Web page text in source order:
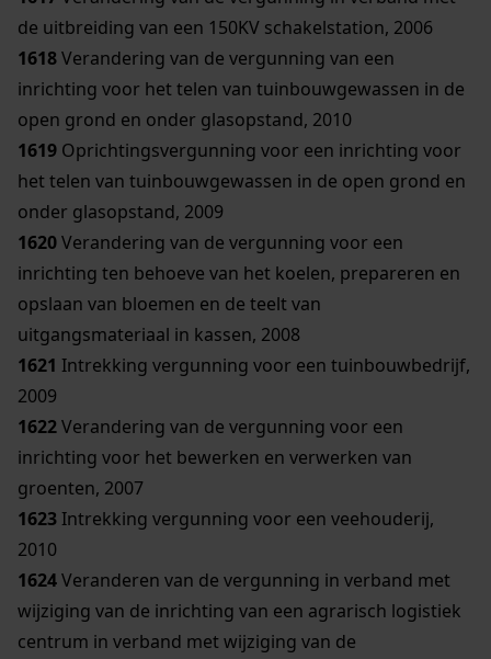
de uitbreiding van een 150KV schakelstation, 2006
1618Verandering van de vergunning van een
inrichting voor het telen van tuinbouwgewassen in de
open grond en onder glasopstand, 2010
1619 Oprichtingsvergunning voor een inrichting voor
het telen van tuinbouwgewassen in de open grond en
onder glasopstand, 2009
1620Verandering van de vergunning voor een
inrichting ten behoeve van het koelen, prepareren en
opslaan van bloemen en de teelt van
uitgangsmateriaal in kassen, 2008
1621 Intrekking vergunning voor een tuinbouwbedrijf,
2009
1622Verandering van de vergunning voor een
inrichting voor het bewerken en verwerken van
groenten, 2007
1623 Intrekking vergunning voor een veehouderij,
2010
1624Veranderen van de vergunning in verband met
wijziging van de inrichting van een agrarisch logistiek
centrum in verband met wijziging van de